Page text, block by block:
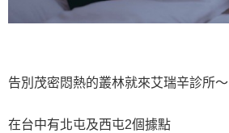
告別茂密悶熱的叢林就來艾瑞辛診所～
在台中有北屯及西屯2個據點